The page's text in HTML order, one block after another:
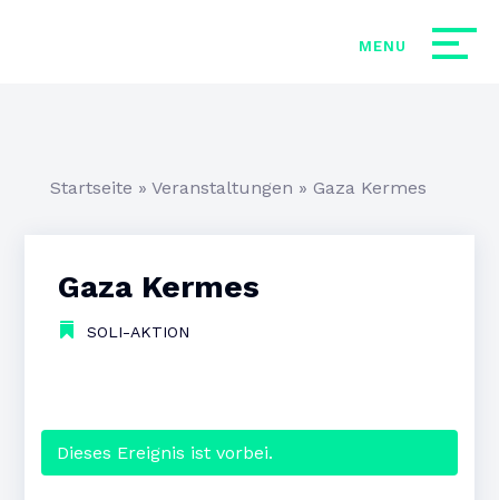
Startseite » Veranstaltungen » Gaza Kermes
Gaza Kermes
SOLI-AKTION
Dieses Ereignis ist vorbei.